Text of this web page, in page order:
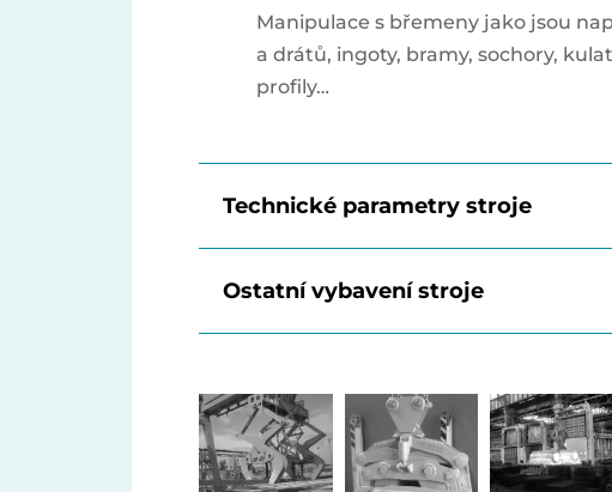
Manipulace s břemeny jako jsou
a drátů, ingoty, bramy, sochory,
profily…
Technické parametry stroje
Ostatní vybavení stroje